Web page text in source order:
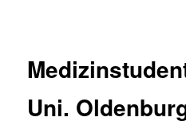
Uni.